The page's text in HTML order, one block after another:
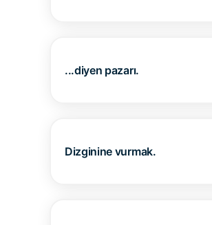
...diyen pazarı.
Dizginine vurmak.